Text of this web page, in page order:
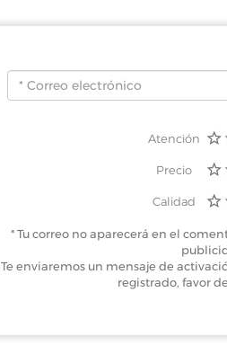
Atención
Precio
Calidad
* Tu correo no aparecerá en el
Te enviaremos un mensaje de
registrado, favor de